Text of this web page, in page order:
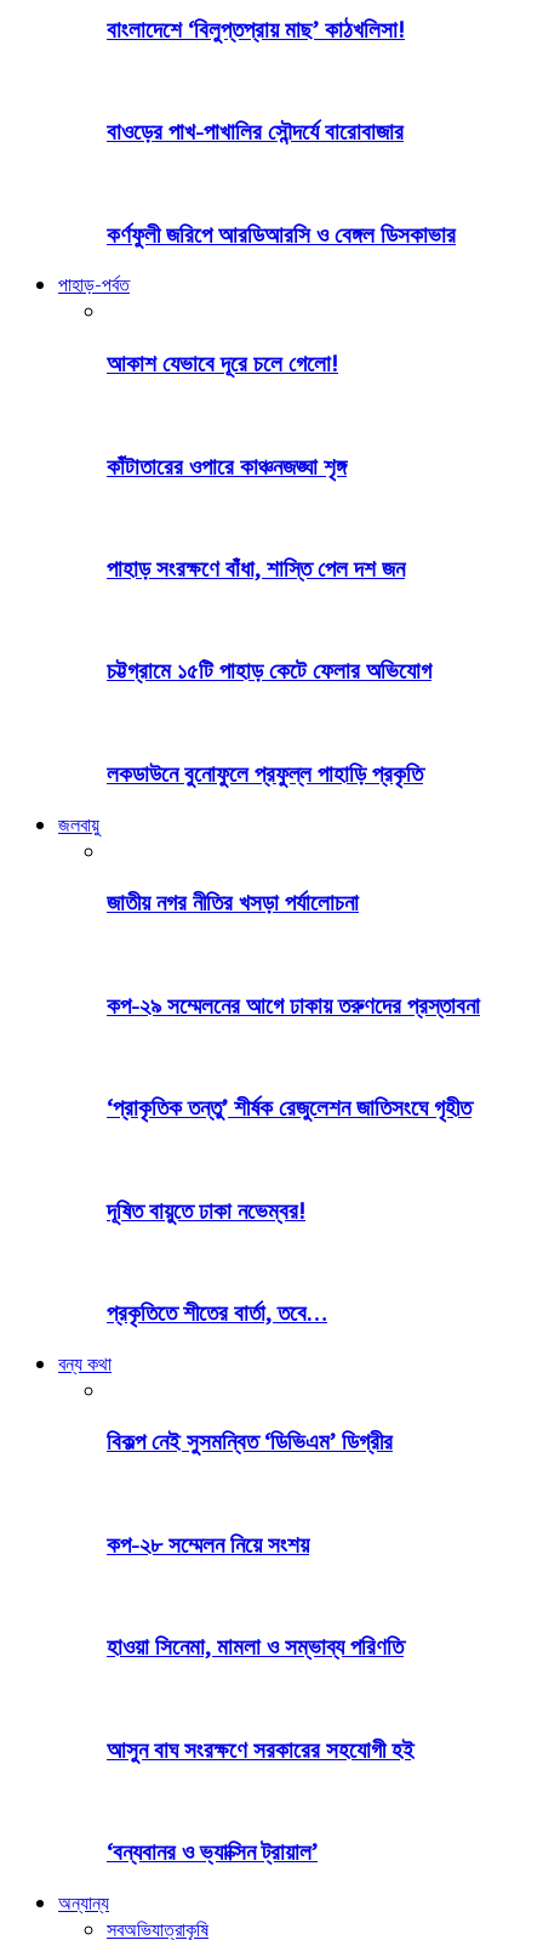
বাংলাদেশে ‘বিলুপ্তপ্রায় মাছ’ কাঠখলিসা!
বাওড়ের পাখ-পাখালির সৌন্দর্যে বারোবাজার
কর্ণফুলী জরিপে আরডিআরসি ও বেঙ্গল ডিসকাভার
পাহাড়-পর্বত
আকাশ যেভাবে দূরে চলে গেলো!
কাঁটাতারের ওপারে কাঞ্চনজঙ্ঘা শৃঙ্গ
পাহাড় সংরক্ষণে বাঁধা, শাস্তি পেল দশ জন
চট্টগ্রামে ১৫টি পাহাড় কেটে ফেলার অভিযোগ
লকডাউনে বুনোফুলে প্রফুল্ল পাহাড়ি প্রকৃতি
জলবায়ু
জাতীয় নগর নীতির খসড়া পর্যালোচনা
কপ-২৯ সম্মেলনের আগে ঢাকায় তরুণদের প্রস্তাবনা
‘প্রাকৃতিক তন্তু’ শীর্ষক রেজুলেশন জাতিসংঘে গৃহীত
দূষিত বায়ুতে ঢাকা নভেম্বর!
প্রকৃতিতে শীতের বার্তা, তবে…
বন্য কথা
বিকল্প নেই সুসমন্বিত ‘ডিভিএম’ ডিগ্রীর
কপ-২৮ সম্মেলন নিয়ে সংশয়
হাওয়া সিনেমা, মামলা ও সম্ভাব্য পরিণতি
আসুন বাঘ সংরক্ষণে সরকারের সহযোগী হই
‘বন্যবানর ও ভ্যাক্সিন ট্রায়াল’
অন্যান্য
সবঅভিযাত্রাকৃষি